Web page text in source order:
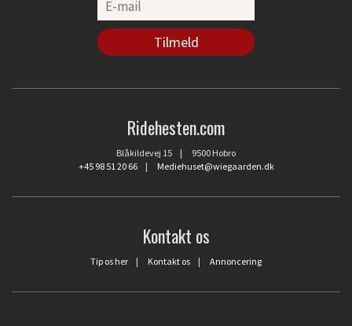
Ridehesten.com
Blåkildevej 15 | 9500 Hobro
+45 98 51 20 66| Mediehuset@wiegaarden.dk
Kontakt os
Tip os her | Kontakt os | Annoncering